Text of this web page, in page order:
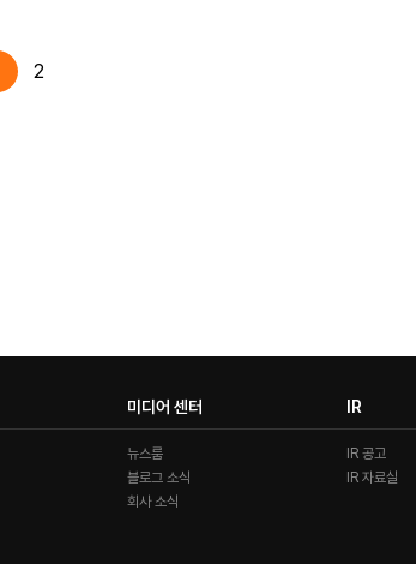
2
미디어 센터
뉴스룸
블로그 소식
회사 소식
IR
IR 공고
IR 자료실